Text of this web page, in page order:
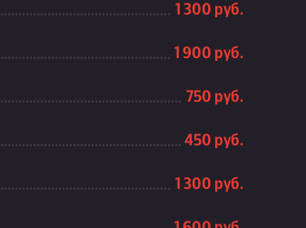
1 300 руб.
1 900 руб.
750 руб.
450 руб.
1 300 руб.